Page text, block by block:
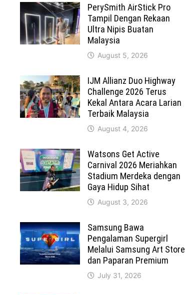
PerySmith AirStick Pro
Tampil Dengan Rekaan
Ultra Nipis Buatan
Malaysia
August 5, 2026
IJM Allianz Duo Highway
Challenge 2026 Terus
Kekal Antara Acara Larian
Terbaik Malaysia
August 4, 2026
Watsons Get Active
Carnival 2026 Meriahkan
Stadium Merdeka dengan
Gaya Hidup Sihat
August 3, 2026
Samsung Bawa
Pengalaman Supergirl
Melalui Samsung Art Store
dan Paparan Premium
July 31, 2026